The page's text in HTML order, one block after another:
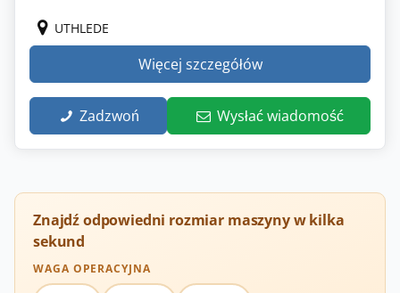
UTHLEDE
Więcej szczegółów
Zadzwoń Wysłać wiadomość
Znajdź odpowiedni rozmiar maszyny w kilka
sekund
WAGA OPERACYJNA